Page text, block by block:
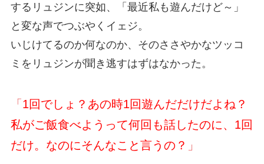
するリュジンに突如、「最近私も遊んだけど～」
と変な声でつぶやくイェジ。
いじけてるのか何なのか、そのささやかなツッコ
ミをリュジンが聞き逃すはずはなかった。
「 1回でしょ？あの時1回遊んだだけだよね？
私がご飯食べようって何回も話したのに、1回
だけ。なのにそんなこと言うの？ 」